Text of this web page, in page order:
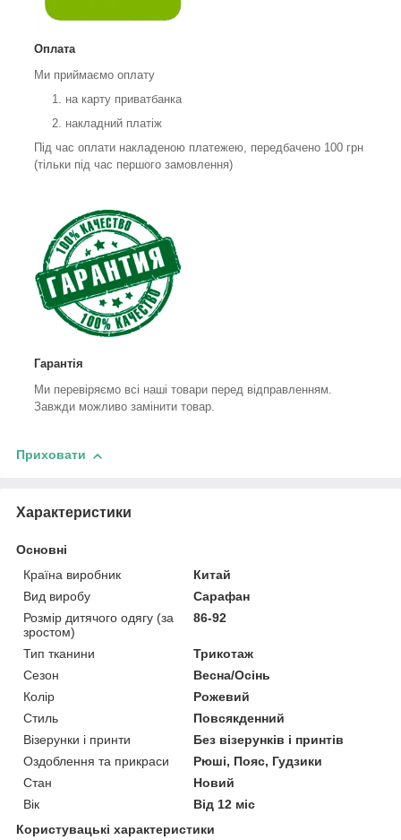
Оплата
Ми приймаємо оплату
на карту приватбанка
накладний платіж
Під час оплати накладеною платежею, передбачено 100 грн
(тільки під час першого замовлення)
Гарантія
Ми перевіряємо всі наші товари перед відправленням.
Завжди можливо замінити товар.
Приховати
Характеристики
Основні
Країна виробник
Китай
Вид виробу
Сарафан
Розмір дитячого одягу (за
зростом)
86-92
Тип тканини
Трикотаж
Сезон
Весна/Осінь
Колір
Рожевий
Стиль
Повсякденний
Візерунки і принти
Без візерунків і принтів
Оздоблення та прикраси
Рюші, Пояс, Гудзики
Стан
Новий
Вік
Від 12 міс
Користувацькі характеристики